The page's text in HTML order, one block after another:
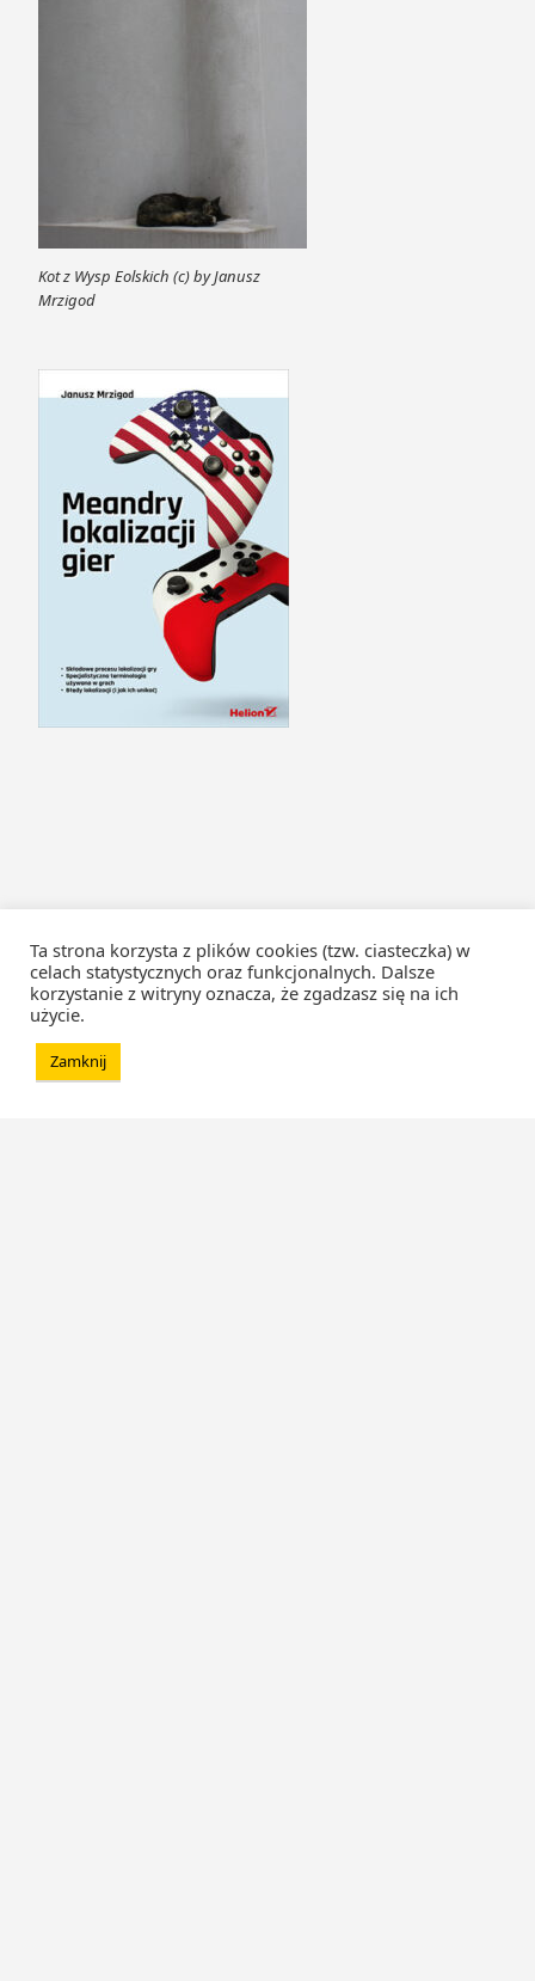
Kot z Wysp Eolskich (c) by Janusz
Mrzigod
Ta strona korzysta z plików cookies (tzw. ciasteczka) w
celach statystycznych oraz funkcjonalnych. Dalsze
korzystanie z witryny oznacza, że zgadzasz się na ich
użycie.
Zamknij